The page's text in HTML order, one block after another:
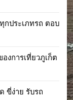
กประเภทรถ ตอบ
งการเที่ยวภูเก็ต
ขี่ง่าย รับรถ